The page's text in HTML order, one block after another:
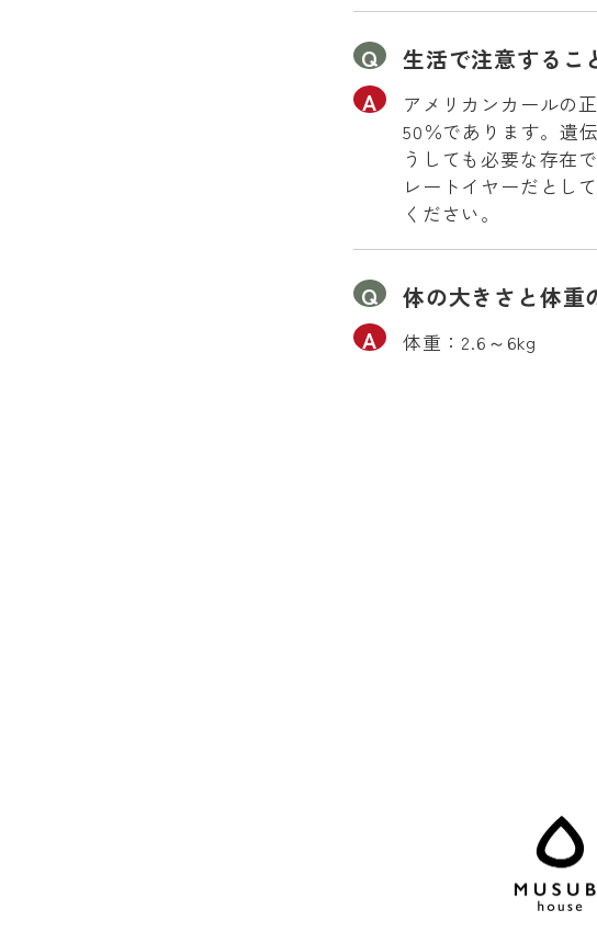
生活で注意するこ
アメリカンカールの
50％であります。遺
うしても必要な存在
レートイヤーだとし
ください。
体の大きさと体重
体重：2.6～6kg